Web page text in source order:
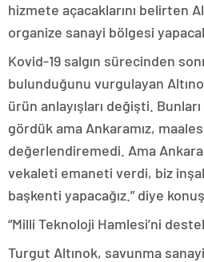
hizmete açacaklarını belirten
organize sanayi bölgesi
Kovid-19 salgın sürecinden
bulunduğunu vurgulayan
ürün anlayışları değişti.
gördük ama Ankaramız,
değerlendiremedi. Ama
vekaleti emaneti verdi, biz
başkenti yapacağız.” diye
“Milli Teknoloji Hamlesi’ni
Turgut Altınok, savunma